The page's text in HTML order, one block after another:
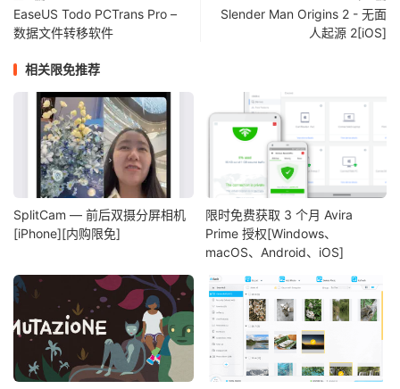
EaseUS Todo PCTrans Pro –
数据文件转移软件
Slender Man Origins 2 - 无面
人起源 2[iOS]
相关限免推荐
SplitCam — 前后双摄分屏相机
[iPhone][内购限免]
限时免费获取 3 个月 Avira
Prime 授权[Windows、
macOS、Android、iOS]